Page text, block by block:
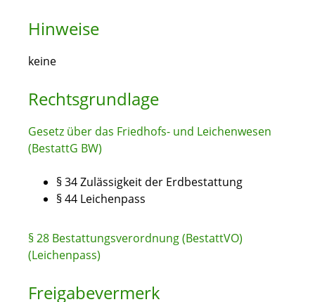
Hinweise
keine
Rechtsgrundlage
Gesetz über das Friedhofs- und Leichenwesen
(BestattG BW)
§ 34Zulässigkeit der Erdbestattung
§ 44 Leichenpass
§ 28 Bestattungsverordnung (BestattVO)
(Leichenpass)
Freigabevermerk